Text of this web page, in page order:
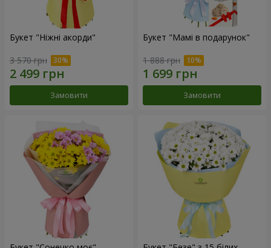
Букет "Ніжні акорди"
3 570 грн
Замовити
Букет "Мамі в подарунок"
1 888 грн
Замовити